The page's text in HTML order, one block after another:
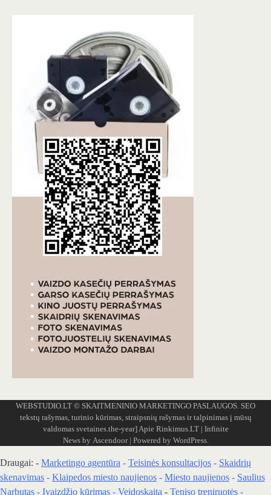
WEBSTUDIO.LT © SKAITMENINIO MARKETINGO PASLAUGOS. SEO
tekstų rašymas, turinio kūrimas, straipsnių rašymas ir talpinimas į mūsų
valdomas svetaines.the-year]Apie Rinkimus.LT| Infinite
News by Ascendoor| Powered by WordPress.
Draugai: - Marketingo agentūra - Teisinės konsultacijos - Skaidrių
skenavimas - Klaipedos miesto naujienos - Miesto naujienos - Saulius
Narbutas - Įvaizdžio kūrimas - Veidoskaita - Teniso treniruotės -